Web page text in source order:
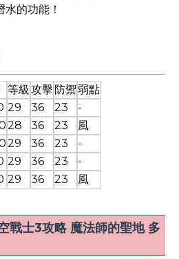
的功能！
等級 攻擊 防禦弱點
29 36 23
-
28 36 23
風
29 36 23
-
29 36 23
-
29 36 23 風
士3攻略 魔法師的聖地 多